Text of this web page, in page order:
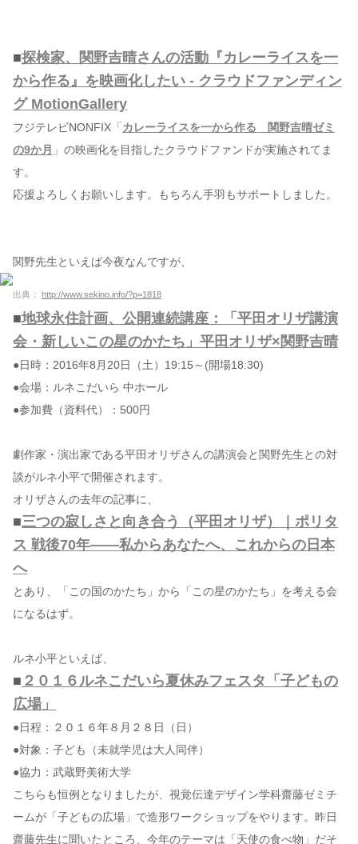
■探検家、関野吉晴さんの活動『カレーライスを一
から作る』を映画化したい - クラウドファンディン
グ MotionGallery
フジテレビNONFIX「 カレーライスを一から作る 関野吉晴ゼミ
の9か月 」の映画化を目指したクラウドファンドが実施されてま
す。
応援よろしくお願いします。もちろん手羽もサポートしました。
関野先生といえば今夜なんですが、
出典： http://www.sekino.info/?p=1818
■地球永住計画、公開連続講座：「平田オリザ講演
会・新しいこの星のかたち」平田オリザ×関野吉晴
●日時：2016年8月20日（土）19:15～(開場18:30)
●会場： ルネこだいら 中ホール
●参加費（資料代）：500円
劇作家・演出家である平田オリザさんの講演会と関野先生との対
談がルネ小平で開催されます。
オリザさんの去年の記事に、
■三つの寂しさと向き合う（平田オリザ）｜ポリタ
ス 戦後70年――私からあなたへ、これからの日本
へ
とあり、「この国のかたち」から「この星のかたち」を考える会
になるはず。
ルネ小平といえば、
■ ２０１６ルネこだいら夏休みフェスタ「子どもの
広場」
●日程：２０１６年８月２８日（日）
●対象：子ども（未就学児は大人同伴）
●協力：武蔵野美術大学
こちらも恒例となりましたが、視覚伝達デザイン学科齋藤ゼミチ
ームが「子どもの広場」で造形ワークショップをやります。昨日
齋藤先生に聞いたところ、今年のテーマは「天使の食べ物」だそ